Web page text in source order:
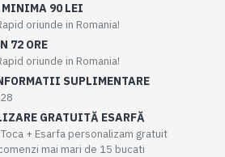
MINIMA 90 LEI
oriunde in Romania!
72 ORE
oriunde in Romania!
SUPLIMENTARE
GRATUITĂ ESARFĂ
+ Esarfa personalizam gratuit
mai mari de 15 bucati